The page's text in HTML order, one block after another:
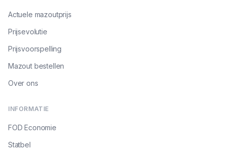
Actuele mazoutprijs
Prijsevolutie
Prijsvoorspelling
Mazout bestellen
Over ons
INFORMATIE
FOD Economie
Statbel